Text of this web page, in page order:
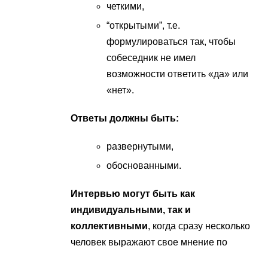
четкими,
“открытыми”, т.е.
формулироваться так, чтобы
собеседник не имел
возможности ответить «да» или
«нет».
Ответы должны быть:
развернутыми,
обоснованными.
Интервью могут быть как
индивидуальными, так и
коллективными, когда сразу несколько
человек выражают свое мнение по